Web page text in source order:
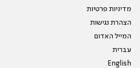
מדיניות פרטיות
הצהרת נגישות
המייל האדום
עברית
English